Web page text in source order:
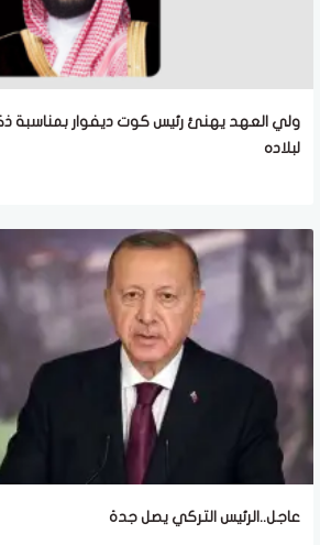
ولي العهد يهنئ رئيس كوت ديفوار بمناسبة
لبلاده
عاجل..الرئيس التركي يصل جدة